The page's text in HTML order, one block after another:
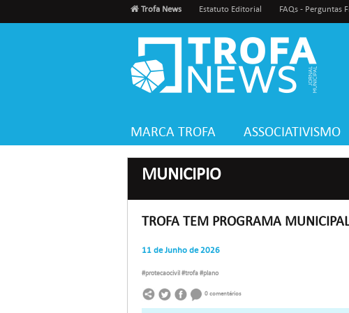
Trofa News Estatuto Editorial FAQs - Perguntas
MARCA TROFA ASSOCIATIVISMO
MUNICIPIO
TROFA TEM PROGRAMA
11 de Junho de 2026
#protecaocivil #trofa #plano
0 comentários